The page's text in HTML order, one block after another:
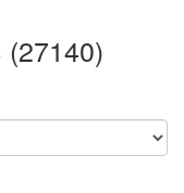
(27140)